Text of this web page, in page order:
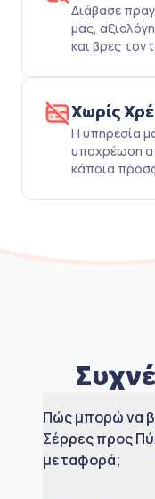
Διάβασε
μας,
και βρες τον
Χωρίς
Η υπηρεσία
υποχρέωση
κάποια
Πώς μπορώ να
Σέρρες προς
μεταφορά;